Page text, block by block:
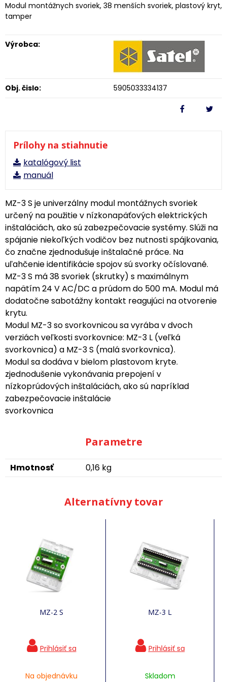
Modul montážnych svoriek, 38 menších svoriek, plastový kryt,
tamper
Výrobca:
Obj. čislo: 5905033334137
Prílohy na stiahnutie
katalógový list
manuál
MZ-3 S je univerzálny modul montážnych svoriek
určený na použitie v nízkonapäťových elektrických
inštaláciách, ako sú zabezpečovacie systémy. Slúži na
spájanie niekoľkých vodičov bez nutnosti spájkovania,
čo značne zjednodušuje inštalačné práce. Na
uľahčenie identifikácie spojov sú svorky očíslované.
MZ-3 S má 38 svoriek (skrutky) s maximálnym
napätím 24 V AC/DC a prúdom do 500 mA. Modul má
dodatočne sabotážny kontakt reagujúci na otvorenie
krytu.
Modul MZ-3 so svorkovnicou sa vyrába v dvoch
verziách veľkosti svorkovnice: MZ-3 L (veľká
svorkovnica) a MZ-3 S (malá svorkovnica).
Modul sa dodáva v bielom plastovom kryte.
zjednodušenie vykonávania prepojení v
nízkoprúdových inštaláciách, ako sú napríklad
zabezpečovacie inštalácie
svorkovnica
Parametre
Hmotnosť 0,16 kg
Alternatívny tovar
MZ-2 S
Na objednávku
MZ-3 L
Skladom